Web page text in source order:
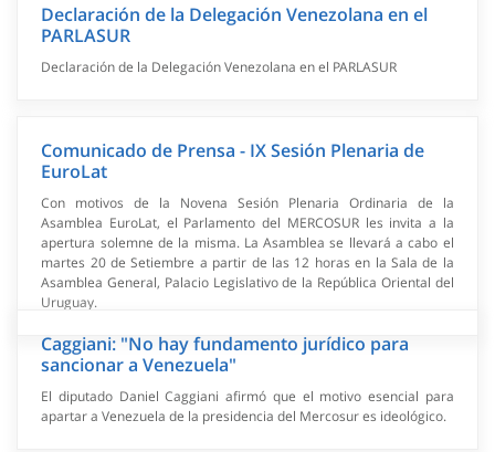
Declaración de la Delegación Venezolana en el
PARLASUR
Declaración de la Delegación Venezolana en el PARLASUR
Comunicado de Prensa - IX Sesión Plenaria de
EuroLat
Con motivos de la Novena Sesión Plenaria Ordinaria de la
Asamblea EuroLat, el Parlamento del MERCOSUR les invita a la
apertura solemne de la misma. La Asamblea se llevará a cabo el
martes 20 de Setiembre a partir de las 12 horas en la Sala de la
Asamblea General, Palacio Legislativo de la República Oriental del
Uruguay.
Caggiani: "No hay fundamento jurídico para
sancionar a Venezuela"
El diputado Daniel Caggiani afirmó que el motivo esencial para
apartar a Venezuela de la presidencia del Mercosur es ideológico.